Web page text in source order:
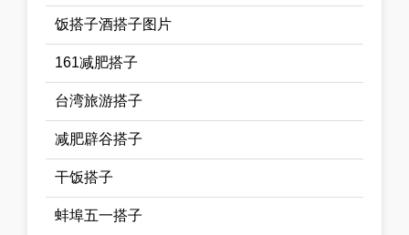
饭搭子酒搭子图片
161减肥搭子
台湾旅游搭子
减肥辟谷搭子
干饭搭子
蚌埠五一搭子